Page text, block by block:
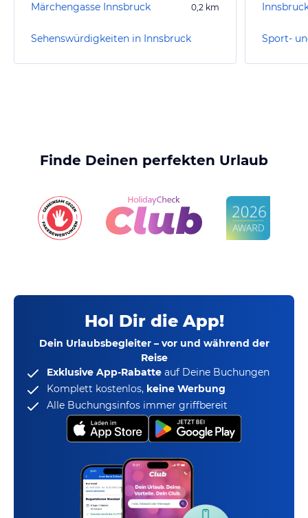
Märchengasse Innsbruck 0,2 km
Sehenswürdigkeiten in Innsbruck
Finde Deinen perfekten Urlaub
Hol Dir die App!
Dein Urlaubsbegleiter – vor und während der
Reise
Exklusive App-Rabatte auf Deine Buchungen
Komplett kostenlos, keine Werbung
Alle Buchungsinfos immer griffbereit